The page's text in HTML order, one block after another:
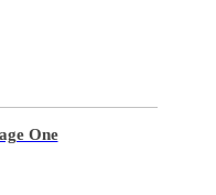
One